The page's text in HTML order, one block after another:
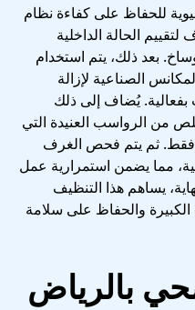
للحفاظ على كفاءة نظام
الحالة الداخلية
بعد ذلك، يتم استخدام
الصناعية لإزالة
بفعالية. يُضاف إلى ذلك
من الرواسب العنيدة التي
فقط. ثم يتم فحص الغرف
مما يضمن استمرارية عمل
يساهم هذا التنظيف
والحفاظ على سلامة
بالرياض